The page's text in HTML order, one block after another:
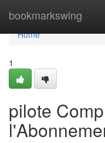
bookmarkswing
Home
Home
1
pilote